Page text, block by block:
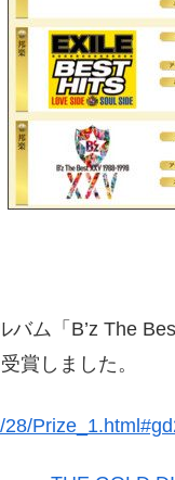
バム「B’z The
賞しました。